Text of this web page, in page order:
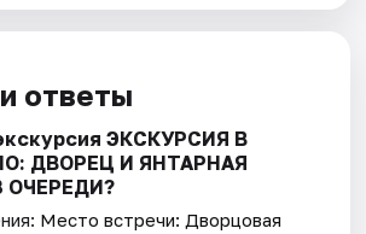
ответы
ЭКСКУРСИЯ В
ДВОРЕЦ И ЯНТАРНАЯ
ОЧЕРЕДИ?
Место встречи: Дворцовая